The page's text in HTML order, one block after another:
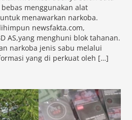
menggunakan alat
menawarkan narkoba.
newsfakta.com,
AS,yang menghuni blok tahanan.
narkoba jenis sabu melalui
yang di perkuat oleh […]